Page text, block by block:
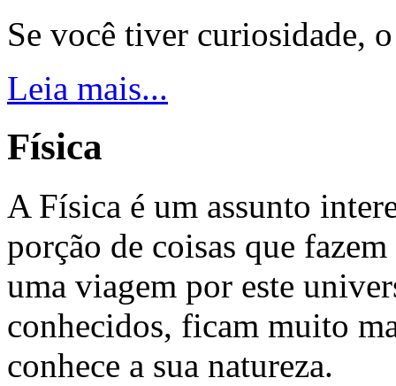
Se você tiver curiosidade,
Leia mais...
Física
A Física é um assunto
porção de coisas que
uma viagem por este
conhecidos, ficam muito
conhece a sua natureza.